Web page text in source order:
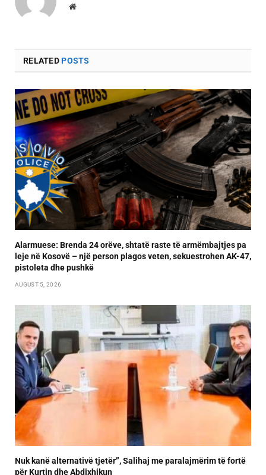
Website
RELATEDPOSTS
Alarmuese: Brenda 24 orëve, shtatë raste të armëmbajtjes pa
leje në Kosovë – një person plagos veten, sekuestrohen AK-47,
pistoleta dhe pushkë
AUGUST 5, 2026
Nuk kanë alternativë tjetër”, Salihaj me paralajmërim të fortë
për Kurtin dhe Abdixhikun